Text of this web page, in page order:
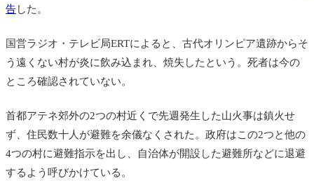
告した。
国営ラジオ・テレビ局ERTによると、古代オリンピア遺跡からそ
う遠くない村が炎に飲み込まれ、焼失したという。死者は今の
ところ確認されていない。
首都アテネ郊外の2つの村近くで先週発生した山火事は鎮火せ
ず、住民数十人が避難を余儀なくされた。政府はこの2つと他の
4つの村に避難指示を出し、自治体が開設した避難所などに退避
するよう呼びかけている。